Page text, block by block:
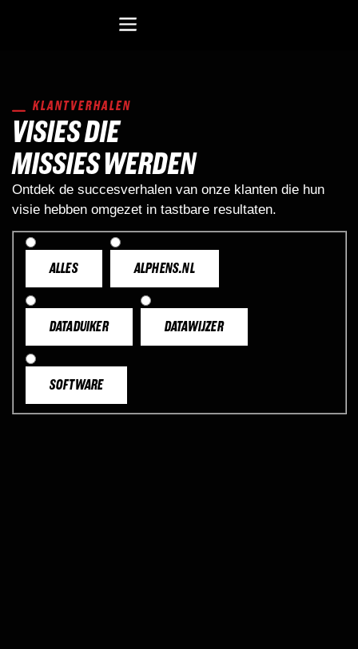
KLANTVERHALEN
VISIES DIE
MISSIES WERDEN
Ontdek de succesverhalen van onze klanten die hun
visie hebben omgezet in tastbare resultaten.
ALLES ALPHENS.NL
DATADUIKER DATAWIJZER
SOFTWARE